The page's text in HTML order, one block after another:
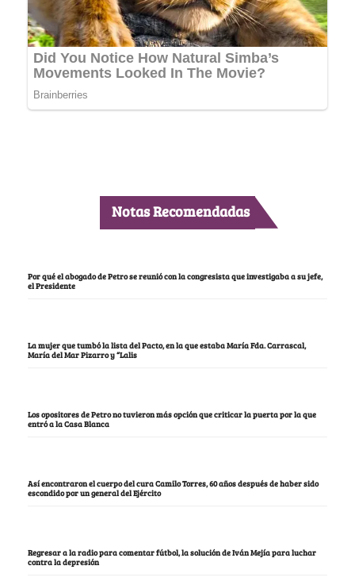
Notas Recomendadas
Por qué el abogado de Petro se reunió con la congresista que investigaba a su jefe,
el Presidente
La mujer que tumbó la lista del Pacto, en la que estaba María Fda. Carrascal,
María del Mar Pizarro y “Lalis
Los opositores de Petro no tuvieron más opción que criticar la puerta por la que
entró a la Casa Blanca
Así encontraron el cuerpo del cura Camilo Torres, 60 años después de haber sido
escondido por un general del Ejército
Regresar a la radio para comentar fútbol, la solución de Iván Mejía para luchar
contra la depresión